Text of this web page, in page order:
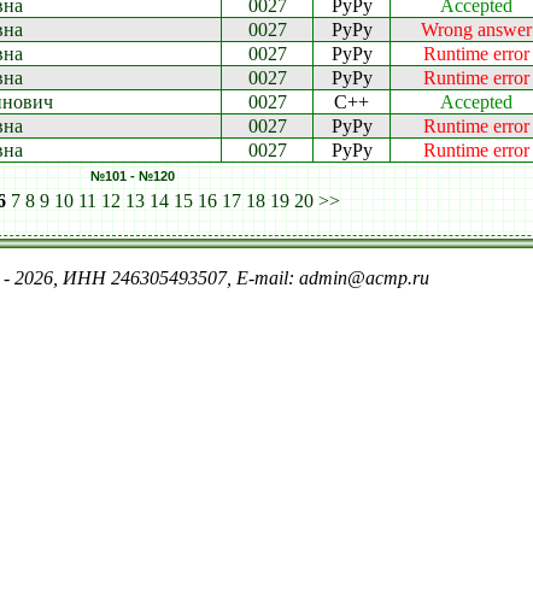
0027 PyPy Accepted
0027 PyPy Wrong answer
0027 PyPy Runtime error
0027 PyPy Runtime error
0027 C++ Accepted
0027 PyPy Runtime error
0027 PyPy Runtime error
№101 - №120
7 8 9 10 11 12 13 14 15 16 17 18 19 20 >>
- 2026, ИНН 246305493507, E-mail: admin@acmp.ru